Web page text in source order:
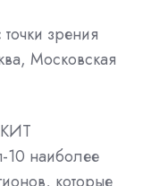
зрения
Московская
10 наиболее